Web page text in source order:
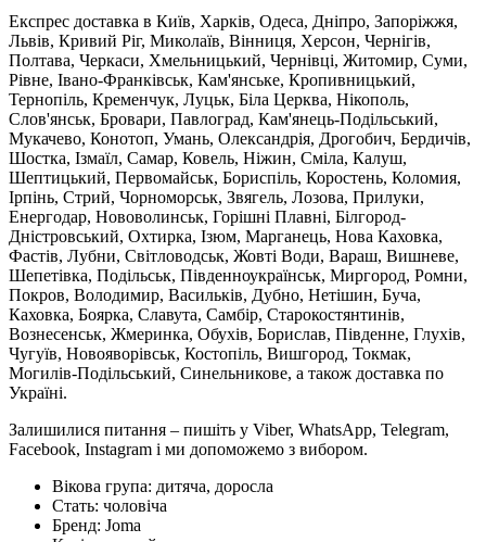
Експрес доставка в Київ, Харків, Одеса, Дніпро, Запоріжжя,
Львів, Кривий Ріг, Миколаїв, Вінниця, Херсон, Чернігів,
Полтава, Черкаси, Хмельницький, Чернівці, Житомир, Суми,
Рівне, Івано-Франківськ, Кам'янське, Кропивницький,
Тернопіль, Кременчук, Луцьк, Біла Церква, Нікополь,
Слов'янськ, Бровари, Павлоград, Кам'янець-Подільський,
Мукачево, Конотоп, Умань, Олександрія, Дрогобич, Бердичів,
Шостка, Ізмаїл, Самар, Ковель, Ніжин, Сміла, Калуш,
Шептицький, Первомайськ, Бориспіль, Коростень, Коломия,
Ірпінь, Стрий, Чорноморськ, Звягель, Лозова, Прилуки,
Енергодар, Нововолинськ, Горішні Плавні, Білгород-
Дністровський, Охтирка, Ізюм, Марганець, Нова Каховка,
Фастів, Лубни, Світловодськ, Жовті Води, Вараш, Вишневе,
Шепетівка, Подільськ, Південноукраїнськ, Миргород, Ромни,
Покров, Володимир, Васильків, Дубно, Нетішин, Буча,
Каховка, Боярка, Славута, Самбір, Старокостянтинів,
Вознесенськ, Жмеринка, Обухів, Борислав, Південне, Глухів,
Чугуїв, Новояворівськ, Костопіль, Вишгород, Токмак,
Могилів-Подільський, Синельникове, а також доставка по
Україні.
Залишилися питання – пишіть у Viber, WhatsApp, Telegram,
Facebook, Instagram і ми допоможемо з вибором.
Вікова група: дитяча, доросла
Стать: чоловіча
Бренд: Joma